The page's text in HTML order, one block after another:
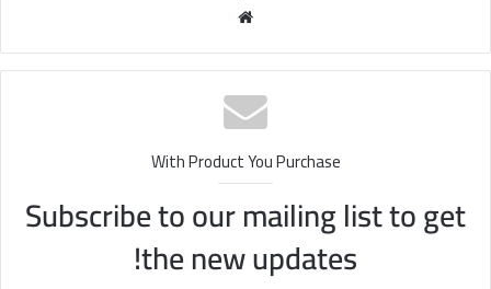
الوي
ب
With Product You Purchase
Subscribe to our mailing list to get
the new updates!